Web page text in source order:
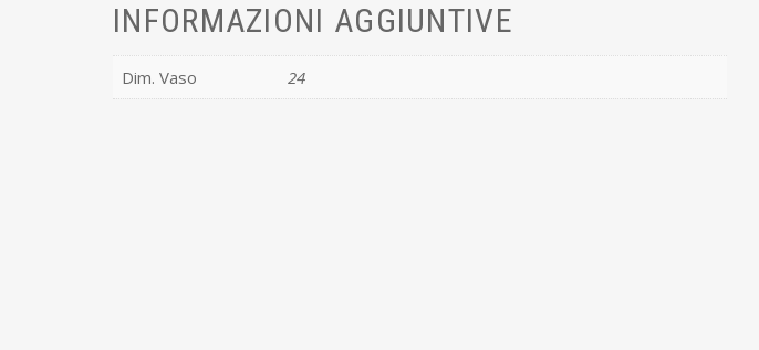
INFORMAZIONI AGGIUNTIVE
Dim. Vaso 24